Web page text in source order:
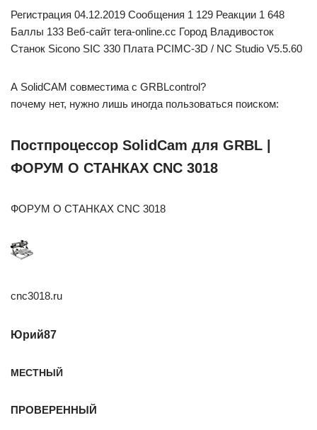
Регистрация 04.12.2019 Сообщения 1 129 Реакции 1 648
Баллы 133 Веб-сайт tera-online.cc Город Владивосток
Станок Sicono SIC 330 Плата PCIMC-3D / NC Studio V5.5.60
А SolidCAM совместима с GRBLcontrol?
почему нет, нужно лишь иногда пользоваться поиском:
Постпроцессор SolidCam для GRBL |
ФОРУМ О СТАНКАХ CNC 3018
ФОРУМ О СТАНКАХ CNC 3018
cnc3018.ru
Юрий87
МЕСТНЫЙ
ПРОВЕРЕННЫЙ